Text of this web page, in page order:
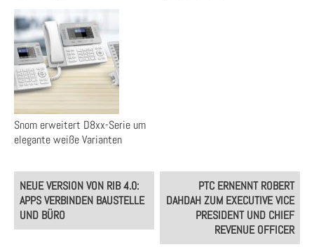
Snom erweitert D8xx-Serie um
elegante weiße Varianten
Post
navigation
NEUE VERSION VON RIB 4.0:
APPS VERBINDEN BAUSTELLE
UND BÜRO
PTC ERNENNT ROBERT
DAHDAH ZUM EXECUTIVE VICE
PRESIDENT UND CHIEF
REVENUE OFFICER